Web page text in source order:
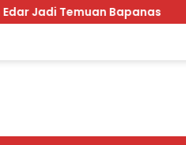
Bapanas Clean